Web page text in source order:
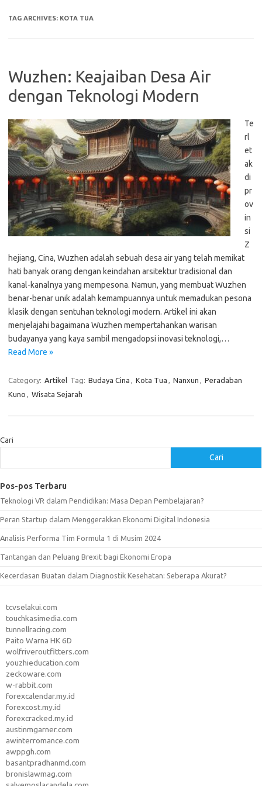
TAG ARCHIVES: KOTA TUA
Wuzhen: Keajaiban Desa Air
dengan Teknologi Modern
Te
rl
et
ak
di
pr
ov
in
si
Z
hejiang, Cina, Wuzhen adalah sebuah desa air yang telah memikat
hati banyak orang dengan keindahan arsitektur tradisional dan
kanal-kanalnya yang mempesona. Namun, yang membuat Wuzhen
benar-benar unik adalah kemampuannya untuk memadukan pesona
klasik dengan sentuhan teknologi modern. Artikel ini akan
menjelajahi bagaimana Wuzhen mempertahankan warisan
budayanya yang kaya sambil mengadopsi inovasi teknologi,…
Read More »
Category: Artikel Tag: Budaya Cina , Kota Tua , Nanxun , Peradaban
Kuno , Wisata Sejarah
Cari
Cari
Pos-pos Terbaru
Teknologi VR dalam Pendidikan: Masa Depan Pembelajaran?
Peran Startup dalam Menggerakkan Ekonomi Digital Indonesia
Analisis Performa Tim Formula 1 di Musim 2024
Tantangan dan Peluang Brexit bagi Ekonomi Eropa
Kecerdasan Buatan dalam Diagnostik Kesehatan: Seberapa Akurat?
tcvselakui.com
touchkasimedia.com
tunnellracing.com
Paito Warna HK 6D
wolfriveroutfitters.com
youzhieducation.com
zeckoware.com
w-rabbit.com
forexcalendar.my.id
forexcost.my.id
forexcracked.my.id
austinmgarner.com
awinterromance.com
awppgh.com
basantpradhanmd.com
bronislawmag.com